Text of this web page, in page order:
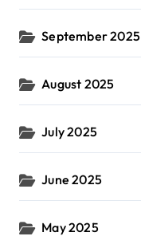
September 2025
August 2025
July 2025
June 2025
May 2025